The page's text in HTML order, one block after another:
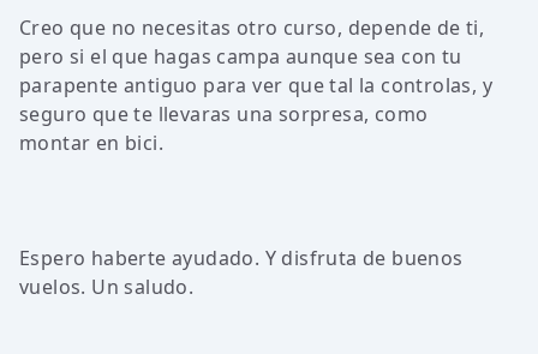
Creo que no necesitas otro curso, depende de ti,
pero si el que hagas campa aunque sea con tu
parapente antiguo para ver que tal la controlas, y
seguro que te llevaras una sorpresa, como
montar en bici.
Espero haberte ayudado. Y disfruta de buenos
vuelos. Un saludo.